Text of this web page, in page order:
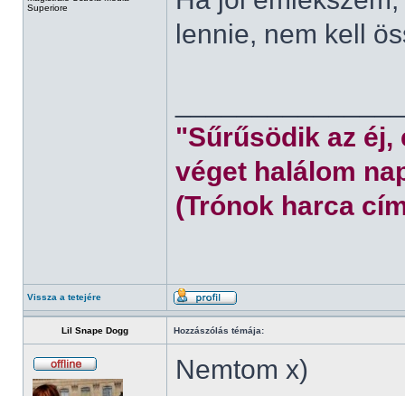
Superiore
lennie, nem kell
"Sűrűsödik az éj,
véget halálom
(Trónok harca
Vissza a tetejére
Lil Snape Dogg Hozzászólás témája:
Nemtom x)